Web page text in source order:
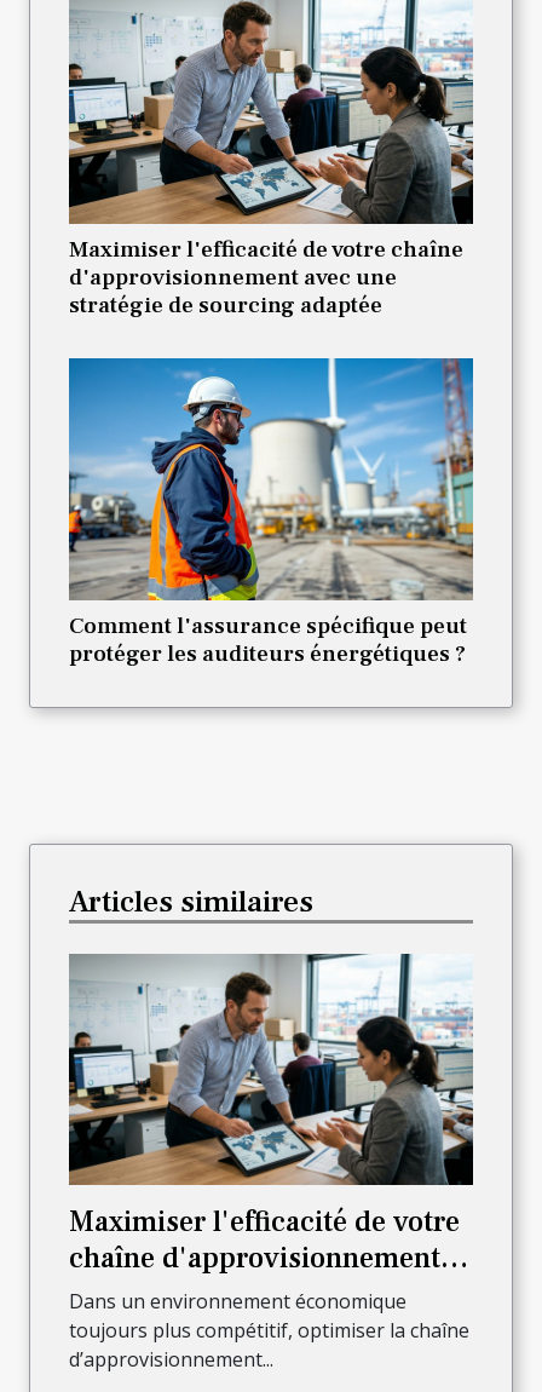
Maximiser l'efficacité de votre chaîne
d'approvisionnement avec une
stratégie de sourcing adaptée
Comment l'assurance spécifique peut
protéger les auditeurs énergétiques ?
Articles similaires
Maximiser l'efficacité de votre
chaîne d'approvisionnement
avec une stratégie de sourcing
adaptée
Dans un environnement économique
toujours plus compétitif, optimiser la chaîne
d’approvisionnement...